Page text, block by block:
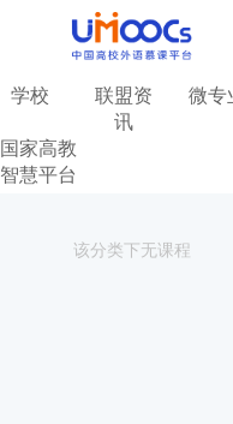
学校
联盟资
讯
微专
国家高教
智慧平台
该分类下无课程